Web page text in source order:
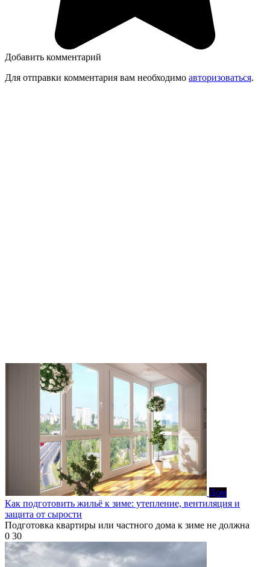
Добавить комментарий
Для отправки комментария вам необходимо авторизоваться.
Дом
Как подготовить жильё к зиме: утепление, вентиляция и
защита от сырости
Подготовка квартиры или частного дома к зиме не должна
0 30